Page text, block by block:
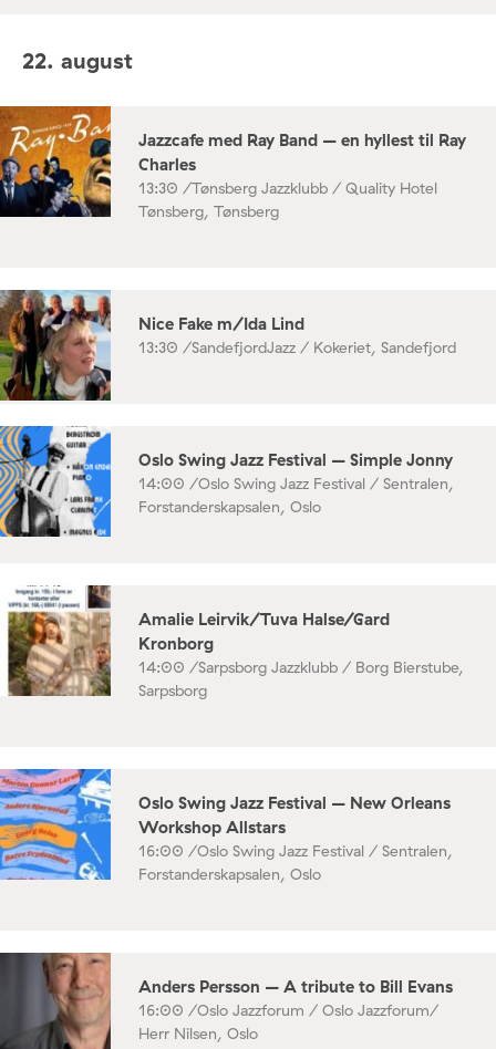
22. august
Jazzcafe med Ray Band – en hyllest til Ray
Charles
13:30 /Tønsberg Jazzklubb / Quality Hotel
Tønsberg, Tønsberg
Nice Fake m/Ida Lind
13:30 /SandefjordJazz / Kokeriet, Sandefjord
Oslo Swing Jazz Festival – Simple Jonny
14:00 /Oslo Swing Jazz Festival / Sentralen,
Forstanderskapsalen, Oslo
Amalie Leirvik/Tuva Halse/Gard
Kronborg
14:00 /Sarpsborg Jazzklubb / Borg Bierstube,
Sarpsborg
Oslo Swing Jazz Festival – New Orleans
Workshop Allstars
16:00 /Oslo Swing Jazz Festival / Sentralen,
Forstanderskapsalen, Oslo
Anders Persson – A tribute to Bill Evans
16:00 /Oslo Jazzforum / Oslo Jazzforum/
Herr Nilsen, Oslo